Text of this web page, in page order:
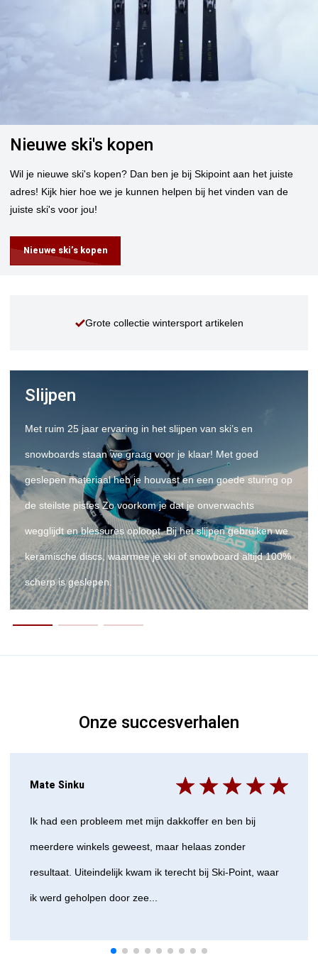
Nieuwe ski's kopen
Wil je nieuwe ski's kopen? Dan ben je bij Skipoint aan het juiste
adres! Kijk hier hoe we je kunnen helpen bij het vinden van de
juiste ski's voor jou!
Nieuwe ski’s kopen
Grote collectie wintersport artikelen
Slijpen
Met ruim 25 jaar ervaring in het slijpen van ski’s en
snowboards staan we graag voor je klaar! Met goed
geslepen materiaal heb je houvast en een goede sturing op
de steilste pistes Zo voorkom je dat je onverwachts
wegglijdt en blessures oploopt. Bij het slijpen gebruiken we
keramische discs, waarmee je ski of snowboard altijd 100%
scherp is geslepen.
Onze succesverhalen
Mate Sinku
Ik had een probleem met mijn dakkoffer en ben bij
meerdere winkels geweest, maar helaas zonder
resultaat. Uiteindelijk kwam ik terecht bij Ski-Point, waar
ik werd geholpen door zee...